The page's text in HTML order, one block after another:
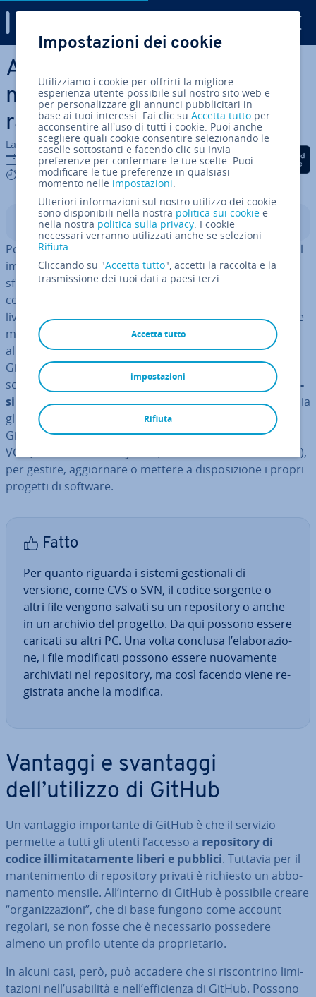
Vai al contenuto prin­ci­pa­le
Al­ter­na­ti­ve a GitHub: le 5
migliori ap­pli­ca­zio­ni in
rassegna
La redazione di IONOS
06 ago 2019
5 mins
Condividi via Facebook
Condividi via Twitter
Condividi via
Indice
Per la maggior parte degli svi­lup­pa­to­ri, GitHub è un tool
im­por­tan­te per accedere di­ret­ta­men­te a un progetto
sfrut­tan­do il vantaggio di lavorare di­ret­ta­men­te sul suo
codice sorgente. Diversi utenti possono con­tri­bui­re a
livello globale a un singolo progetto, salvando le proprie
modifiche in­di­pen­den­te­men­te dagli altri. Al contrario di
altri provider di gestione di software open source, per
GitHub non è il progetto come raccolta di codici
sorgente a essere al centro dell’at­ten­zio­ne, bensì la
pos­
si­bi­li­tà di uti­liz­za­re in­di­vi­dual­men­te i re­po­si­to­ry
, ossia
gli indici che vengono gestiti tramite Git. Gli utenti di
GitHub possono uti­liz­za­re Git oppure Sub­ver­sion come
VCS (
, ovvero controllo versione),
per gestire, ag­gior­na­re o mettere a di­spo­si­zio­ne i propri
progetti di software.
Fatto
Per quanto riguarda i sistemi ge­stio­na­li di
versione, come CVS o SVN, il codice sorgente o
altri file vengono salvati su un re­po­si­to­ry o anche
in un archivio del progetto. Da qui possono essere
caricati su altri PC. Una volta conclusa l’ela­bo­ra­zio­
ne, i file mo­di­fi­ca­ti possono essere nuo­va­men­te
ar­chi­via­ti nel re­po­si­to­ry, ma così facendo viene re­
gi­stra­ta anche la modifica.
Vantaggi e svantaggi
dell’utilizzo di GitHub
Un vantaggio im­por­tan­te di GitHub è che il servizio
permette a tutti gli utenti l’accesso a re­po­si­to­ry di
codice il­li­mi­ta­ta­men­te liberi e pubblici. Tuttavia per il
man­te­ni­men­to di re­po­si­to­ry privati è richiesto un ab­bo­
na­men­to mensile. All’interno di GitHub è possibile creare
“or­ga­niz­za­zio­ni”, che di base fungono come account
regolari, se non fosse che è ne­ces­sa­rio possedere
almeno un profilo utente da pro­prie­ta­rio.
In alcuni casi, però, può accadere che si ri­scon­tri­no li­mi­
ta­zio­ni nell’usabilità e nell’ef­fi­cien­za di GitHub. Possono
Impostazioni dei cookie
Utilizziamo i cookie per offrirti la migliore
esperienza utente possibile sul nostro sito web e
per personalizzare gli annunci pubblicitari in
base ai tuoi interessi. Fai clic suAccetta tutto per
acconsentire all'uso di tutti i cookie. Puoi anche
scegliere quali cookie consentire selezionando le
caselle sottostanti e facendo clic su Invia
preferenze per confermare le tue scelte. Puoi
modificare le tue preferenze in qualsiasi
momento nelle impostazioni.
Ulteriori informazioni sul nostro utilizzo dei cookie
sono disponibili nella nostra politica sui cookie e
nella nostra politica sulla privacy. I cookie
necessari verranno utilizzati anche se selezioni
Rifiuta.
Cliccando su "Accetta tutto", accetti la raccolta e la
trasmissione dei tuoi dati a paesi terzi.
Accetta tutto
Rifiuta
impostazioni